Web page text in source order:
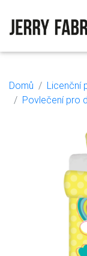
Domů Licenční
Povlečení pro